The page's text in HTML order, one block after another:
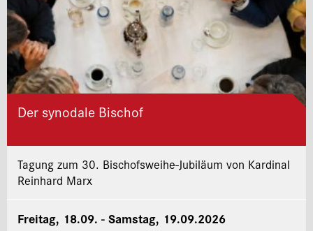
Der synodale Bischof
Tagung zum 30. Bischofsweihe-Jubiläum von Kardinal
Reinhard Marx
Freitag, 18.09. - Samstag, 19.09.2026